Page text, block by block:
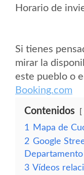
Horario de
Si tienes
mirar la
este pueblo o
Booking.com
Contenidos
1
Mapa de
2 Google
3 Vídeos